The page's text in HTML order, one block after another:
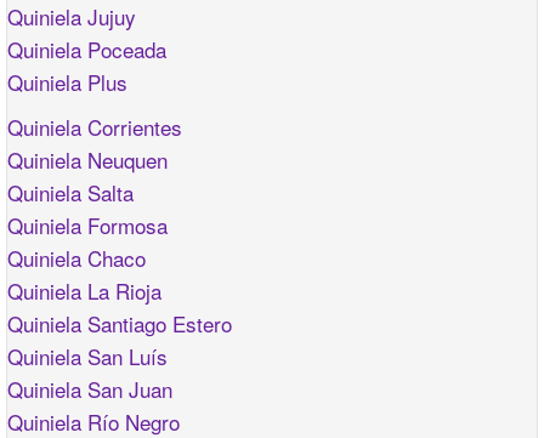
Quiniela Jujuy
Quiniela Poceada
Quiniela Plus
Quiniela Corrientes
Quiniela Neuquen
Quiniela Salta
Quiniela Formosa
Quiniela Chaco
Quiniela La Rioja
Quiniela Santiago Estero
Quiniela San Luís
Quiniela San Juan
Quiniela Río Negro